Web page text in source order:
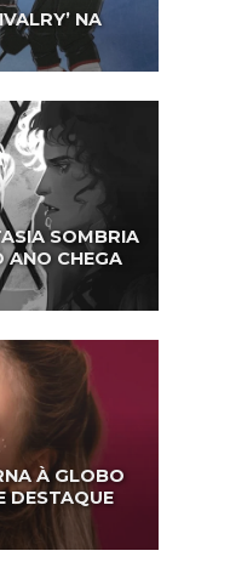
NA
SOMBRIA
ANO CHEGA
À GLOBO
DESTAQUE